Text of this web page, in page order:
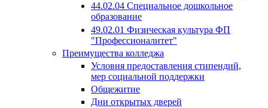
44.02.04 Специальное дошкольное
образование
49.02.01 Физическая культура ФП
"Профессионалитет"
Преимущества колледжа
Условия предоставления стипендий,
мер социальной поддержки
Общежитие
Дни открытых дверей